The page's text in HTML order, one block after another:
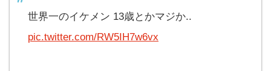
世界一のイケメン 13歳とかマジか..
pic.twitter.com/RW5IH7w6vx